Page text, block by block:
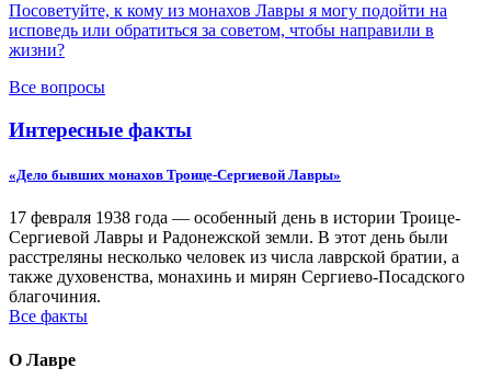
Посоветуйте, к кому из монахов Лавры я могу подойти на
исповедь или обратиться за советом, чтобы направили в
жизни?
Все вопросы
Интересные факты
«Дело бывших монахов Троице-Сергиевой Лавры»
17 февраля 1938 года — особенный день в истории Троице-
Сергиевой Лавры и Радонежской земли. В этот день были
расстреляны несколько человек из числа лаврской братии, а
также духовенства, монахинь и мирян Сергиево-Посадского
благочиния.
Все факты
О Лавре